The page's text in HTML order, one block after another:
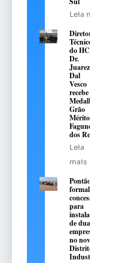
Leia mais
Diretor
Técnico
do HC,
Dr.
Juarez
Dal
Vesco
recebe a
Medalha
Grão
Mérito
Fagundes
dos Reis
Leia
mais
Pontão
formaliza
concessões
para
instalação
de duas
empresas
no novo
Distrito
Industrial